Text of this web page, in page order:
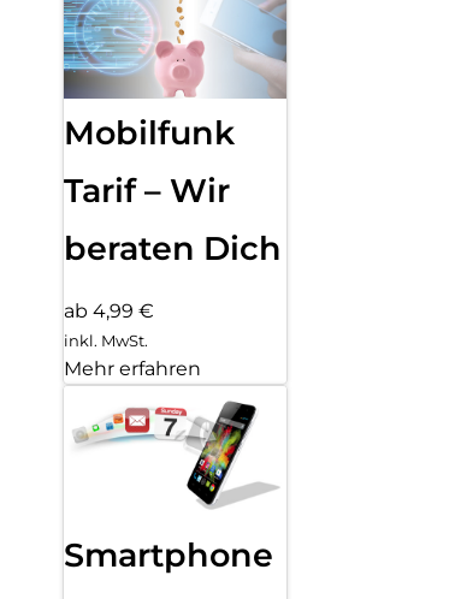
Mobilfunk
Tarif – Wir
beraten Dich
ab 4,99 €
inkl. MwSt.
Mehr erfahren
Smartphone